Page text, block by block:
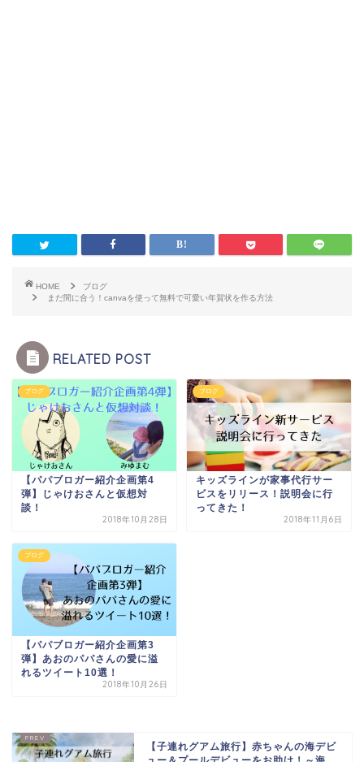
HOME
ブログ
まだ間に合う！canvaを使って無料で可愛い年賀状を作る方法
RELATED POST
ブログ
【パパブロガー紹介企画第4
弾】じゃけおさんと仮想対
談！
2018年10月28日
ブログ
キッズラインが家事代行サー
ビスをリリース！説明会に行
ってきた！
2018年11月6日
ブログ
【パパブロガー紹介企画第3
弾】あおのパパさんの愛に溢
れるツイート10選！
2018年10月26日
【子連れグアム旅行】赤ちゃんの海デビ